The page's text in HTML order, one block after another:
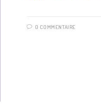
0 COMMENTAIRE